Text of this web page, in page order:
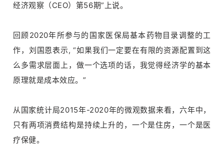
经济观察（CEO）第56期”上说。
回顾2020年所参与的国家医保局基本药物目录调整的工
作，刘国恩表示, “如果我们一定要在有限的资源配置到这
么多需求层面上，做一个选项的话，我觉得经济学的基本
原理就是成本效应。”
从国家统计局2015年-2020年的微观数据来看，六年中，
只有两项消费结构是持续上升的，一个是住房，一个是医
疗保健。